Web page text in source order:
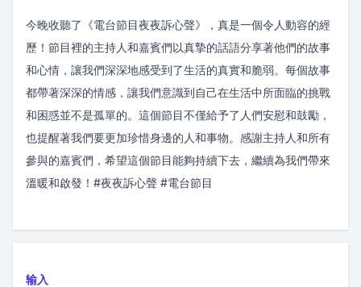
今晚收聽了《電台節目夜夜訴心聲》，真是一個令人動容的經
歷！節目裡的主持人和嘉賓們以真摯的話語分享著他們的故事
和心情，讓我們深深地感受到了生活的真實和脆弱。每個故事
都帶著深深的情感，讓我們意識到自己在生活中所面臨的挑戰
和困惑並不是孤單的。這個節目不僅給予了人們安慰和鼓勵，
也提醒著我們要更加珍惜身邊的人和事物。感謝主持人和所有
參與的嘉賓們，希望這個節目能夠持續下去，繼續為我們帶來
溫暖和啟發！#夜夜訴心聲 #電台節目
输入